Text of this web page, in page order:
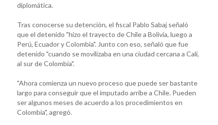
diplomática.
Tras conocerse su detención, el fiscal Pablo Sabaj señaló
que el detenido "hizo el trayecto de Chile a Bolivia, luego a
Perú, Ecuador y Colombia". Junto con eso, señaló que fue
detenido "cuando se movilizaba en una ciudad cercana a Cali,
al sur de Colombia".
"Ahora comienza un nuevo proceso que puede ser bastante
largo para conseguir que el imputado arribe a Chile. Pueden
ser algunos meses de acuerdo a los procedimientos en
Colombia", agregó.